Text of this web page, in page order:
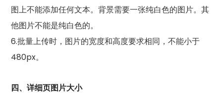
图上不能添加任何文本。背景需要一张纯白色的图片。其
他图片不能是纯白色的。
6.批量上传时，图片的宽度和高度要求相同，不能小于
480px。
四、详细页图片大小